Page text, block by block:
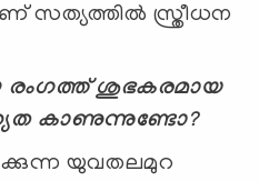
സത്യത്തില്‍ സ്ത്രീധന
ശുഭകരമായ
കാണുന്നുണ്ടോ?
യുവതലമുറ